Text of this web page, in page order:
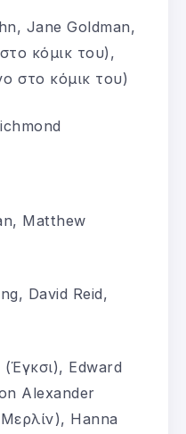
Jane Goldman,
κόμικ του),
στο κόμικ του)
Matthew
David Reid,
Edward
Alexander
Hanna